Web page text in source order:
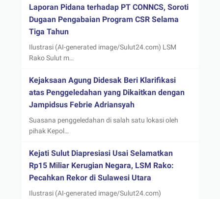
Laporan Pidana terhadap PT CONNCS, Soroti
Dugaan Pengabaian Program CSR Selama
Tiga Tahun
Ilustrasi (AI-generated image/Sulut24.com) LSM
Rako Sulut m…
Kejaksaan Agung Didesak Beri Klarifikasi
atas Penggeledahan yang Dikaitkan dengan
Jampidsus Febrie Adriansyah
Suasana penggeledahan di salah satu lokasi oleh
pihak Kepol…
Kejati Sulut Diapresiasi Usai Selamatkan
Rp15 Miliar Kerugian Negara, LSM Rako:
Pecahkan Rekor di Sulawesi Utara
Ilustrasi (AI-generated image/Sulut24.com)